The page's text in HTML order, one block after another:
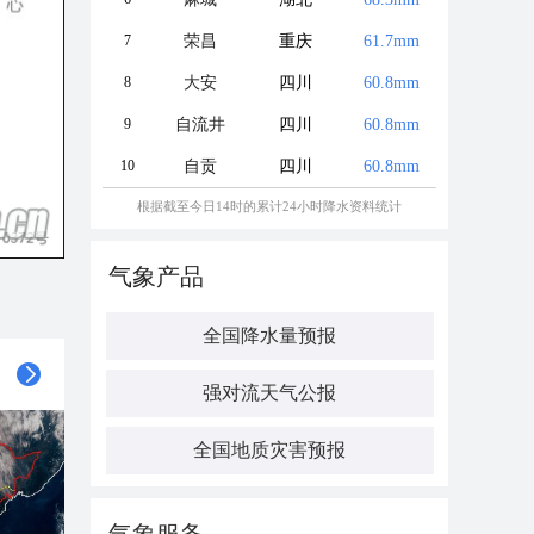
7 荣昌 重庆 61.7mm
8 大安 四川 60.8mm
9 自流井 四川 60.8mm
10 自贡 四川 60.8mm
根据截至今日14时的累计24小时降水资料统计
气象产品
全国降水量预报
强对流天气公报
全国地质灾害预报